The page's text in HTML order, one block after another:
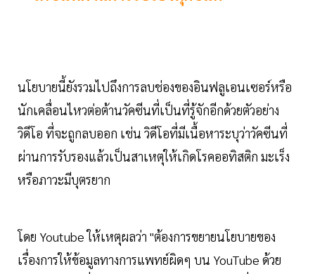
นโยบายนี้ยังรวมไปถึงการลบช่องของอินฟลูเอนเซอร์หรือ
นักเคลื่อนไหวต่อต้านวัคซีนที่เป็นที่รู้จักอีกด้วยตัวอย่าง
วิดีโอ ที่จะถูกลบออก เช่น วิดีโอที่มีเนื้อหาระบุว่าวัคซีนที่
ผ่านการรับรองแล้วเป็นสาเหตุให้เกิดโรคออทิสติก มะเร็ง
หรือภาวะมีบุตรยาก
โดย Youtube ให้เหตุผลว่า "ต้องการขยายนโยบายของ
เรื่องการให้ข้อมูลทางการแพทย์ผิดๆ บน YouTube ด้วย